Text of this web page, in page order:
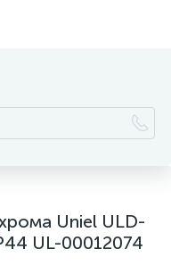
Uniel ULD-
UL-00012074